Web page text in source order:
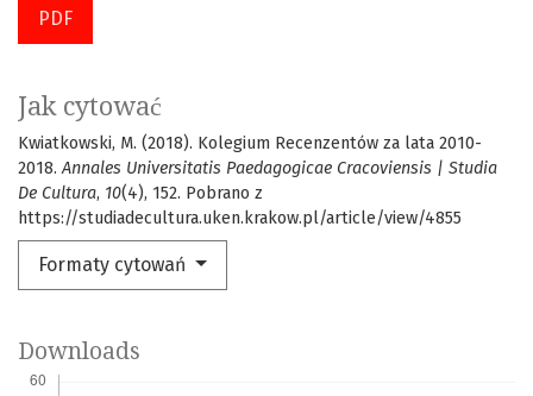
PDF
Jak cytować
Kwiatkowski, M. (2018). Kolegium Recenzentów za lata 2010-
2018.Annales Universitatis Paedagogicae Cracoviensis | Studia
De Cultura, 10(4), 152. Pobrano z
https://studiadecultura.uken.krakow.pl/article/view/4855
Formaty cytowań
Downloads